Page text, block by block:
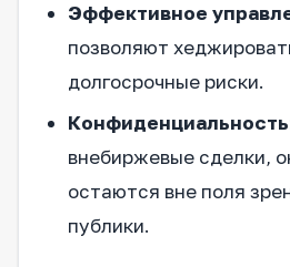
Эффективное
позволяют
долгосрочные риски.
Конфиденциальность
внебиржевые сделки,
остаются вне поля
публики.